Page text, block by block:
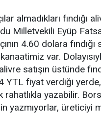
almadıkları fındığı
Milletvekili Eyüp
4.60 dolara
var.
satışın üstünde
YTL fiyat verdiği
rahatlıkla yazabilir.
yazmıyorlar, üreticiyi